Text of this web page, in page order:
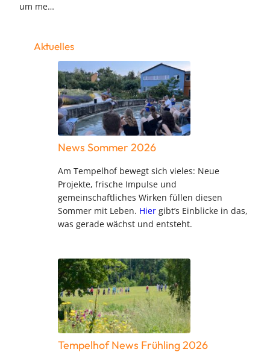
um me…
Aktuelles
News Sommer 2026
Am Tempelhof bewegt sich vieles: Neue
Projekte, frische Impulse und
gemeinschaftliches Wirken füllen diesen
Sommer mit Leben. Hier gibt’s Einblicke in das,
was gerade wächst und entsteht.
Tempelhof News Frühling 2026